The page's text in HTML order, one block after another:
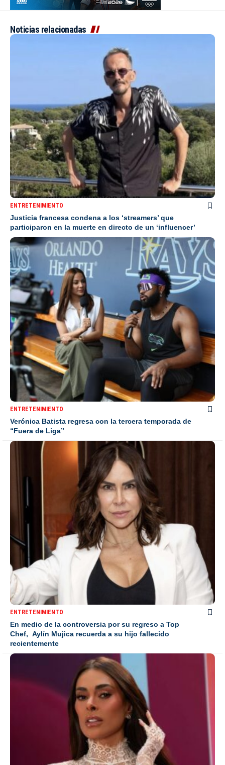
Noticias relacionadas
ENTRETENIMIENTO
Justicia francesa condena a los ‘streamers’ que
participaron en la muerte en directo de un ‘influencer’
ENTRETENIMIENTO
Verónica Batista regresa con la tercera temporada de
“Fuera de Liga”
ENTRETENIMIENTO
En medio de la controversia por su regreso a Top
Chef, Aylín Mujica recuerda a su hijo fallecido
recientemente